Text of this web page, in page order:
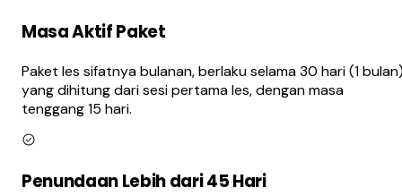
Masa Aktif Paket
Paket les sifatnya bulanan, berlaku selama 30 hari (1
yang dihitung dari sesi pertama les, dengan masa
tenggang 15 hari.
Penundaan Lebih dari 45 Hari